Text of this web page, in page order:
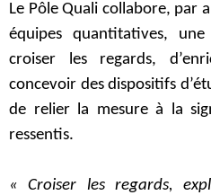
Le Pôle Quali collabore, par
équipes quantitatives,
croiser les regards,
concevoir des dispositifs
de relier la mesure à la
ressentis.
« Croiser les regards,